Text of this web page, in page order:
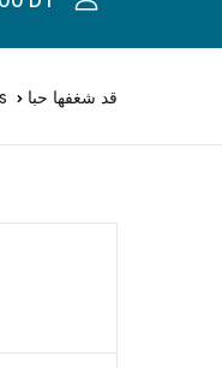
قد شغفها حبا